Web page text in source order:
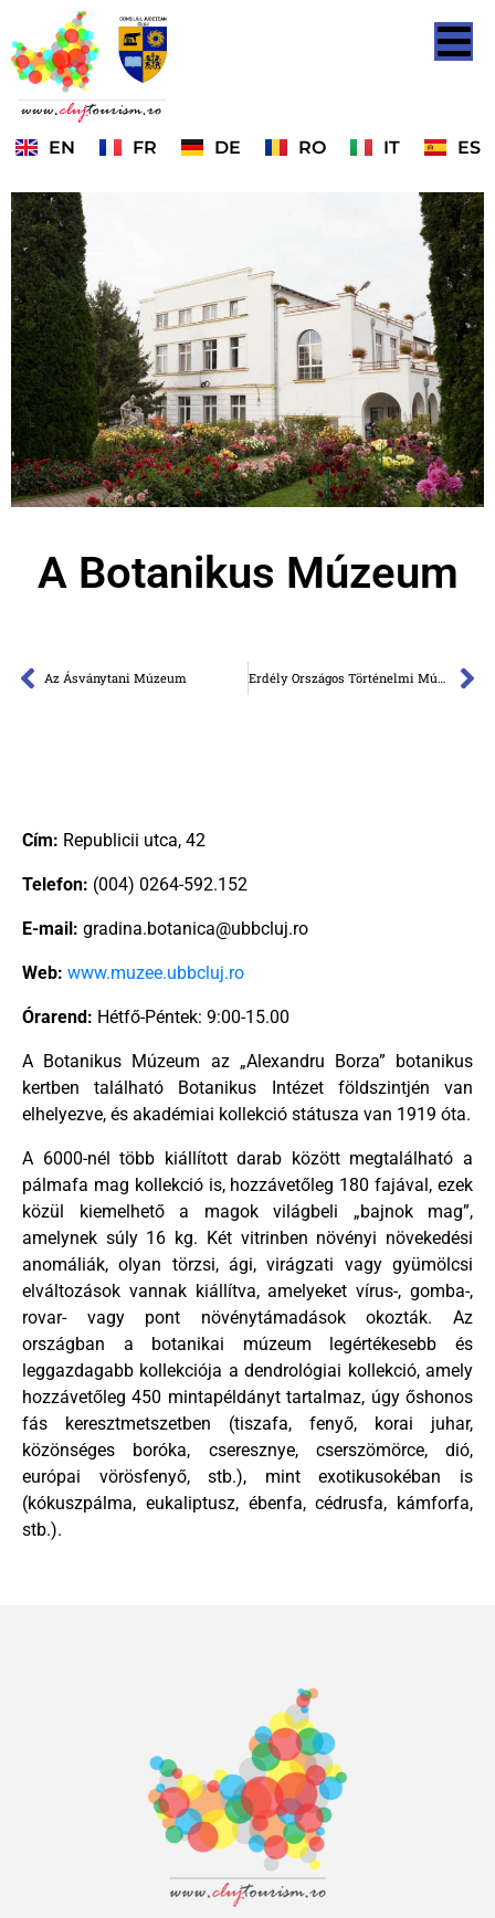
EN FR DE RO IT ES
A Botanikus Múzeum
Az Ásványtani Múzeum Erdély Országos Történelmi Múzeuma
Cím: Republicii utca, 42
Telefon: (004) 0264-592.152
E-mail: gradina.botanica@ubbcluj.ro
Web: www.muzee.ubbcluj.ro
Órarend: Hétfő-Péntek: 9:00-15.00
A Botanikus Múzeum az „Alexandru Borza” botanikus
kertben található Botanikus Intézet földszintjén van
elhelyezve, és akadémiai kollekció státusza van 1919 óta.
A 6000-nél több kiállított darab között megtalálható a
pálmafa mag kollekció is, hozzávetőleg 180 fajával, ezek
közül kiemelhető a magok világbeli „bajnok mag”,
amelynek súly 16 kg. Két vitrinben növényi növekedési
anomáliák, olyan törzsi, ági, virágzati vagy gyümölcsi
elváltozások vannak kiállítva, amelyeket vírus-, gomba-,
rovar- vagy pont növénytámadások okozták. Az
országban a botanikai múzeum legértékesebb és
leggazdagabb kollekciója a dendrológiai kollekció, amely
hozzávetőleg 450 mintapéldányt tartalmaz, úgy őshonos
fás keresztmetszetben (tiszafa, fenyő, korai juhar,
közönséges boróka, cseresznye, cserszömörce, dió,
európai vörösfenyő, stb.), mint exotikusokéban is
(kókuszpálma, eukaliptusz, ébenfa, cédrusfa, kámforfa,
stb.).